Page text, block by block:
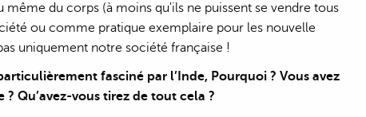
du corps (à moins qu'ils ne puissent se vendre tous
ou comme pratique exemplaire pour les nouvelle
uniquement notre société française !
fasciné par l’Inde, Pourquoi ? Vous avez
Qu’avez-vous tirez de tout cela ?